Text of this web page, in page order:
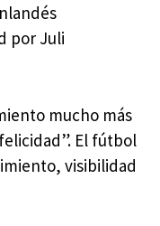
por Juli
mucho más
El fútbol
visibilidad